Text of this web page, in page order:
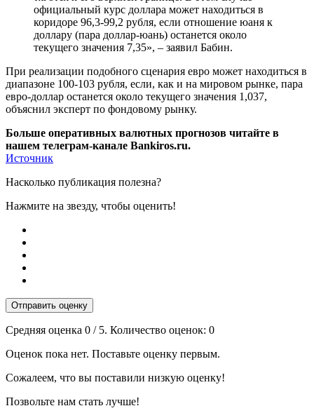
официальный курс доллара может находиться в
коридоре 96,3-99,2 рубля, если отношение юаня к
доллару (пара доллар-юань) останется около
текущего значения 7,35», – заявил Бабин.
При реализации подобного сценария евро может находиться в
диапазоне 100-103 рубля, если, как и на мировом рынке, пара
евро-доллар останется около текущего значения 1,037,
объяснил эксперт по фондовому рынку.
Больше оперативных валютных прогнозов читайте в
нашем телеграм-канале Bankiros.ru.
Источник
Насколько публикация полезна?
Нажмите на звезду, чтобы оценить!
Отправить оценку
Средняя оценка 0 / 5. Количество оценок: 0
Оценок пока нет. Поставьте оценку первым.
Сожалеем, что вы поставили низкую оценку!
Позвольте нам стать лучше!